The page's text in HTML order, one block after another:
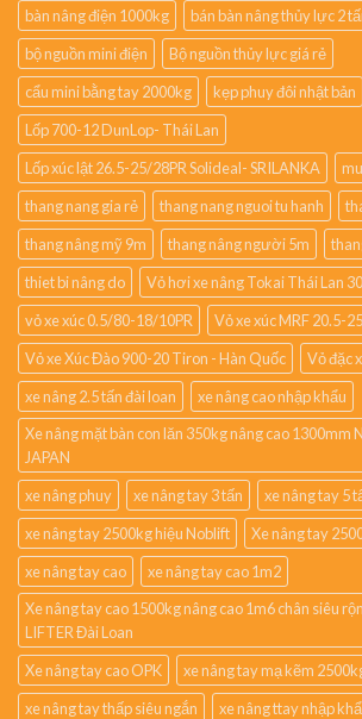
bàn nâng điện 1000kg
bán bàn nâng thủy lực 2
bộ nguồn mini điện
Bộ nguồn thủy lực giá rẻ
cẩu mini bằng tay 2000kg
kẹp phuy đôi nhật bản
Lốp 700-12 DunLop- Thái Lan
Lốp xúc lật 26.5-25/28PR Solideal- SRILANKA
thang nang gia rẻ
thang nang nguoi tu hanh
thang nâng mỹ 9m
thang nâng người 5m
thiet bi nâng do
Vỏ hơi xe nâng Tokai Thái Lan
vỏ xe xúc 0.5/80-18/10PR
Vỏ xe xúc MRF 20.5-25
Vỏ xe Xúc Đào 900-20 Tiron - Hàn Quốc
Vỏ đặc
xe nâng 2.5 tấn đài loan
xe nâng cao nhập khẩu
Xe nâng mặt bàn con lăn 350kg nâng cao 1300mm
JAPAN
xe nâng phuy
xe nâng tay 3 tấn
xe nâng tay 5
xe nâng tay 2500kg hiệu Noblift
Xe nâng tay
xe nâng tay cao
xe nâng tay cao 1m2
Xe nâng tay cao 1500kg nâng cao 1m6 chân siêu
LIFTER Đài Loan
Xe nâng tay cao OPK
xe nâng tay mạ kẽm
xe nâng tay thấp siêu ngắn
xe nâng ttay nhập